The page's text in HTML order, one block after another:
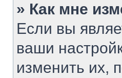
» Как мне
Если вы
ваши
изменить их,